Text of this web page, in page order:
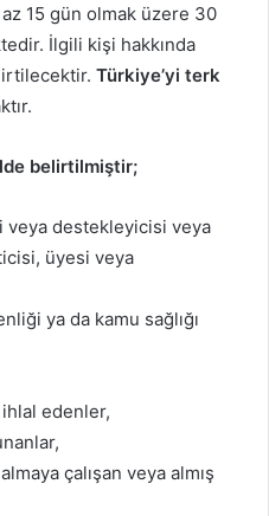
15 gün olmak üzere 30
İlgili kişi hakkında
Türkiye’yi terk
belirtilmiştir;
destekleyicisi veya
üyesi veya
ya da kamu sağlığı
ihlal edenler,
çalışan veya almış